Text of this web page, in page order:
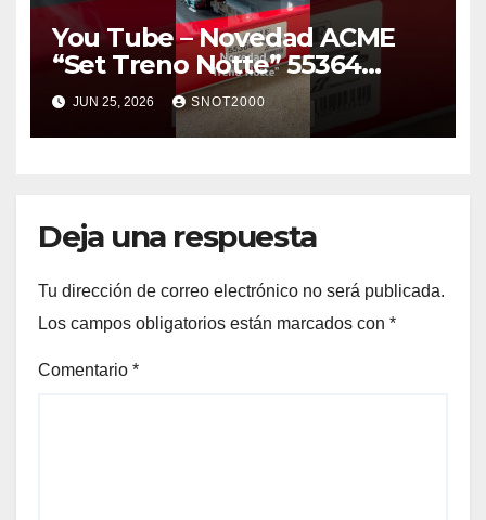
You Tube – Novedad ACME
“Set Treno Notte” 55364
#ferroviario #train #h0
#trenitalia
JUN 25, 2026 SNOT2000
Deja una respuesta
Tu dirección de correo electrónico no será publicada.
Los campos obligatorios están marcados con *
Comentario *